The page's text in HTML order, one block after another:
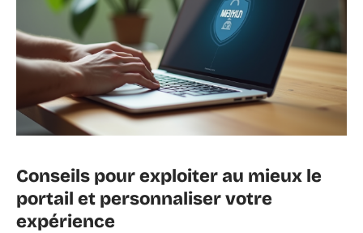
Conseils pour exploiter au mieux le
portail et personnaliser votre
expérience